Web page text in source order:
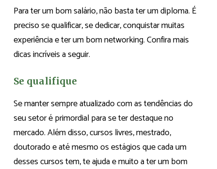
Para ter um bom salário, não basta ter um diploma. É
preciso se qualificar, se dedicar, conquistar muitas
experiência e ter um bom networking. Confira mais
dicas incríveis a seguir.
Se qualifique
Se manter sempre atualizado com as tendências do
seu setor é primordial para se ter destaque no
mercado. Além disso, cursos livres, mestrado,
doutorado e até mesmo os estágios que cada um
desses cursos tem, te ajuda e muito a ter um bom